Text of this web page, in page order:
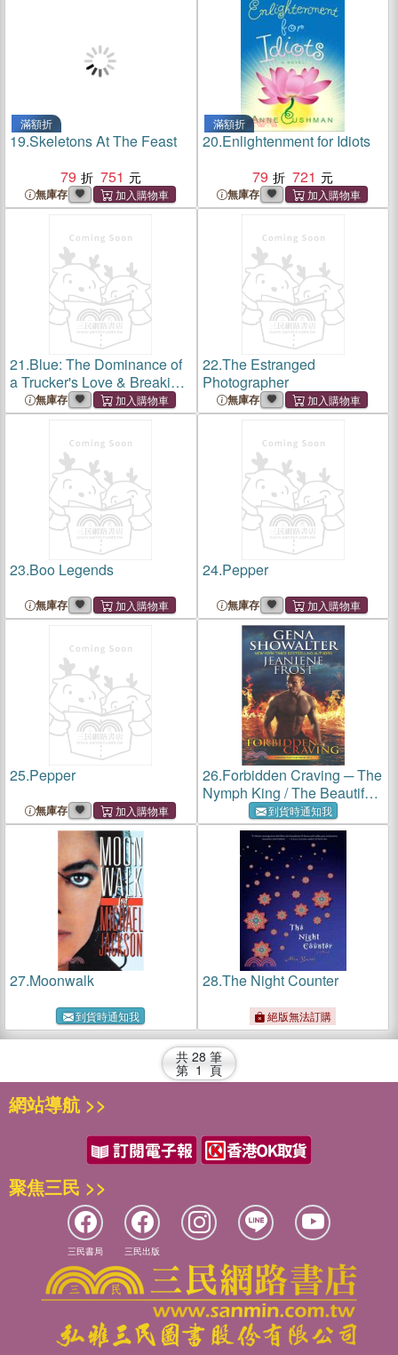
滿額折
19.Skeletons At The Feast
79
751
無庫存
滿額折
20.Enlightenment for Idiots
79
721
無庫存
21.Blue: The Dominance of
a Trucker's Love & Breaking
the Leash
無庫存
22.The Estranged
Photographer
無庫存
23.Boo Legends
無庫存
24.Pepper
無庫存
25.Pepper
無庫存
26.Forbidden Craving ─ The
Nymph King / The Beautiful
到貨時通知我
27.Moonwalk
到貨時通知我
28.The Night Counter
絕版無法訂購
共 28 筆
第 1 頁
網站導航 >>
聚焦三民 >>
三民書局 三民出版